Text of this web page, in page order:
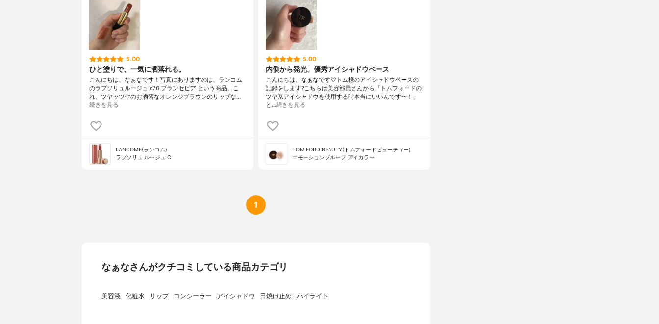
5.00
ひと塗りで、一気に洒落れる。
こんにちは、なぁなです！写真にありますのは、ランコム
のラプソリュルージュ c76 ブランセピア という商品。こ
れ、ツヤッツヤのお洒落なオレンジブラウンのリップな…
続きを見る
LANCOME(ランコム)
ラプソリュ ルージュ C
5.00
内側から発光。優秀アイシャドウベース
こんにちは、なぁなです♡トム様のアイシャドウベースの
記録をします?こちらは美容部員さんから「トムフォードの
ツヤ系アイシャドウを使用する時本当にいいんです〜！」
と…続きを見る
TOM FORD BEAUTY(トムフォードビューティー)
エモーションプルーフ アイカラー
1
なぁなさんがクチコミしている商品カテゴリ
美容液 化粧水 リップ コンシーラー アイシャドウ 日焼け止め ハイライト